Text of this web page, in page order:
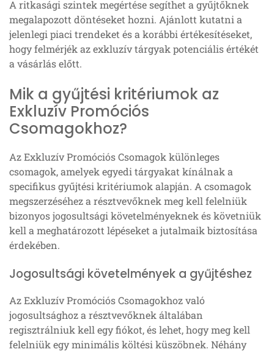
A ritkasági szintek megértése segíthet a gyűjtőknek
megalapozott döntéseket hozni. Ajánlott kutatni a
jelenlegi piaci trendeket és a korábbi értékesítéseket,
hogy felmérjék az exkluzív tárgyak potenciális értékét
a vásárlás előtt.
Mik a gyűjtési kritériumok az
Exkluzív Promóciós
Csomagokhoz?
Az Exkluzív Promóciós Csomagok különleges
csomagok, amelyek egyedi tárgyakat kínálnak a
specifikus gyűjtési kritériumok alapján. A csomagok
megszerzéséhez a résztvevőknek meg kell felelniük
bizonyos jogosultsági követelményeknek és követniük
kell a meghatározott lépéseket a jutalmaik biztosítása
érdekében.
Jogosultsági követelmények a gyűjtéshez
Az Exkluzív Promóciós Csomagokhoz való
jogosultsághoz a résztvevőknek általában
regisztrálniuk kell egy fiókot, és lehet, hogy meg kell
felelniük egy minimális költési küszöbnek. Néhány